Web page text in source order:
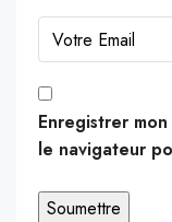
Enregistrer
le navigateur